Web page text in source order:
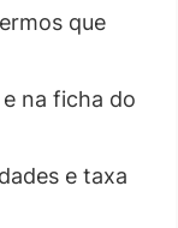
que
na ficha do
e taxa